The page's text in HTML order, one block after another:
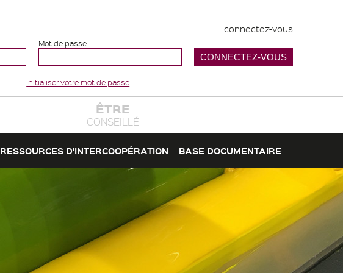
connectez-vous
Mot de passe
Initialiser votre mot de passe
ÊTRE
CONSEILLÉ
RESSOURCES D'INTERCOOPÉRATION BASE DOCUMENTAIRE